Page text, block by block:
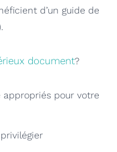
d’un guide de
document?
appropriés pour votre